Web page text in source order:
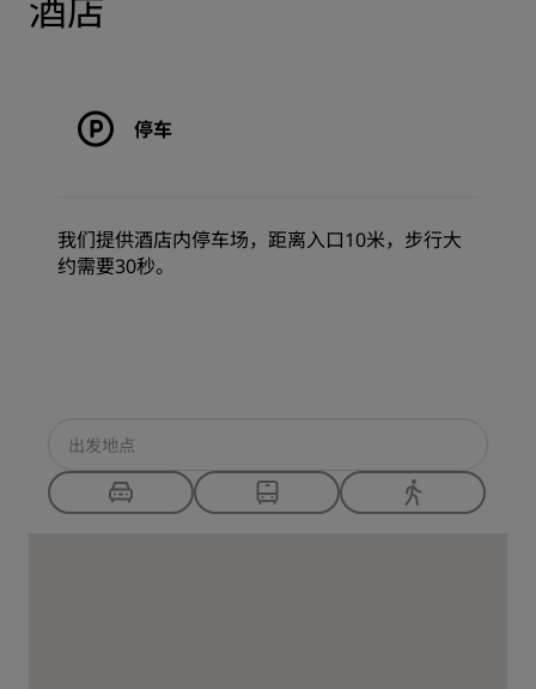
酒店
停车
我们提供酒店内停车场，距离入口10米，步行大
约需要30秒。